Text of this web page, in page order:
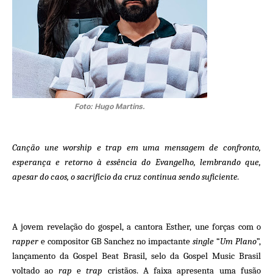
Foto: Hugo Martins.
Canção une worship e trap em uma mensagem de confronto,
esperança e retorno à essência do Evangelho, lembrando que,
apesar do caos, o sacrifício da cruz continua sendo suficiente.
A jovem revelação do gospel, a cantora Esther, une forças com o
rapper e compositor GB Sanchez no impactante single “Um Plano”,
lançamento da Gospel Beat Brasil, selo da Gospel Music Brasil
voltado ao rap etrap cristãos. A faixa apresenta uma fusão